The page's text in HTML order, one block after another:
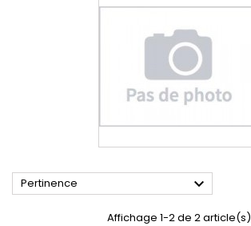
Pertinence 
Affichage 1-2 de 2 article(s)